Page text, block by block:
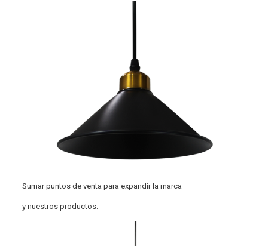
Sumar puntos de venta para expandir la marca
y nuestros productos.